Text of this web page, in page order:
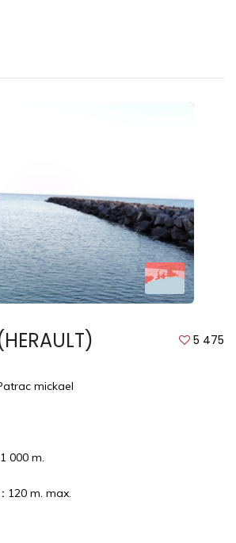
5 475
mickael
000 m.
120 m. max.